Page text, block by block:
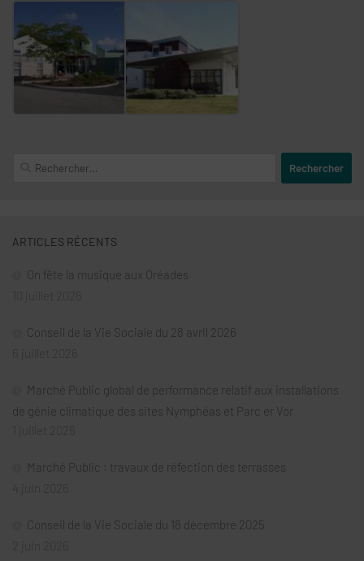
Rechercher :
ARTICLES RÉCENTS
On fête la musique aux Oréades
Conseil de la Vie Sociale du 28 avril 2026
Marché Public global de performance relatif aux installations
de génie climatique des sites Nymphéas et Parc er Vor
Marché Public : travaux de réfection des terrasses
Conseil de la Vie Sociale du 18 décembre 2025